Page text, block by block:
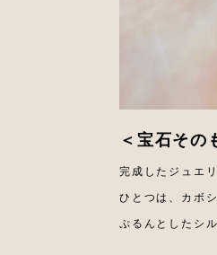
＜宝石その
完成したジュエ
ひとつは、カボ
ぷるんとしたシ